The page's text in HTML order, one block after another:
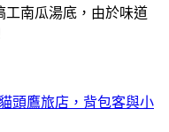
工南瓜湯底，由於味道
頭鷹旅店，背包客與小